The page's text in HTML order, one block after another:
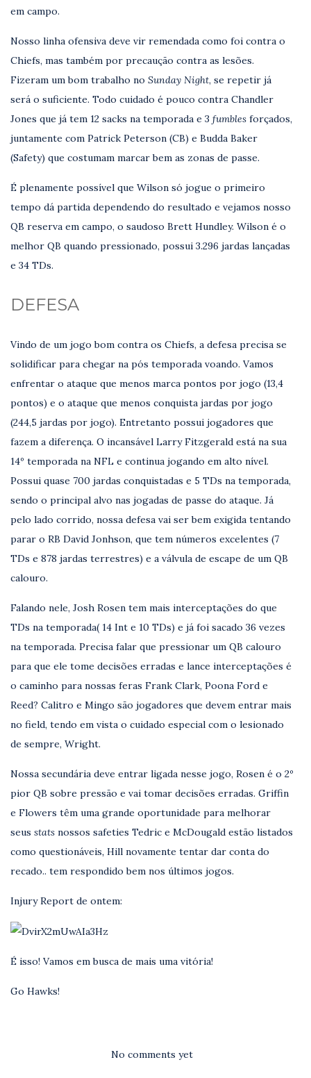
em campo.
Nosso linha ofensiva deve vir remendada como foi contra o
Chiefs, mas também por precaução contra as lesões.
Fizeram um bom trabalho no Sunday Night, se repetir já
será o suficiente. Todo cuidado é pouco contra Chandler
Jones que já tem 12 sacks na temporada e 3 fumbles forçados,
juntamente com Patrick Peterson (CB) e Budda Baker
(Safety) que costumam marcar bem as zonas de passe.
É plenamente possível que Wilson só jogue o primeiro
tempo dá partida dependendo do resultado e vejamos nosso
QB reserva em campo, o saudoso Brett Hundley. Wilson é o
melhor QB quando pressionado, possui 3.296 jardas lançadas
e 34 TDs.
DEFESA
Vindo de um jogo bom contra os Chiefs, a defesa precisa se
solidificar para chegar na pós temporada voando. Vamos
enfrentar o ataque que menos marca pontos por jogo (13,4
pontos) e o ataque que menos conquista jardas por jogo
(244,5 jardas por jogo). Entretanto possui jogadores que
fazem a diferença. O incansável Larry Fitzgerald está na sua
14º temporada na NFL e continua jogando em alto nível.
Possui quase 700 jardas conquistadas e 5 TDs na temporada,
sendo o principal alvo nas jogadas de passe do ataque. Já
pelo lado corrido, nossa defesa vai ser bem exigida tentando
parar o RB David Jonhson, que tem números excelentes (7
TDs e 878 jardas terrestres) e a válvula de escape de um QB
calouro.
Falando nele, Josh Rosen tem mais interceptações do que
TDs na temporada( 14 Int e 10 TDs) e já foi sacado 36 vezes
na temporada. Precisa falar que pressionar um QB calouro
para que ele tome decisões erradas e lance interceptações é
o caminho para nossas feras Frank Clark, Poona Ford e
Reed? Calitro e Mingo são jogadores que devem entrar mais
no field, tendo em vista o cuidado especial com o lesionado
de sempre, Wright.
Nossa secundária deve entrar ligada nesse jogo, Rosen é o 2º
pior QB sobre pressão e vai tomar decisões erradas. Griffin
e Flowers têm uma grande oportunidade para melhorar
seus stats nossos safeties Tedric e McDougald estão listados
como questionáveis, Hill novamente tentar dar conta do
recado.. tem respondido bem nos últimos jogos.
Injury Report de ontem:
É isso! Vamos em busca de mais uma vitória!
Go Hawks!
No comments yet